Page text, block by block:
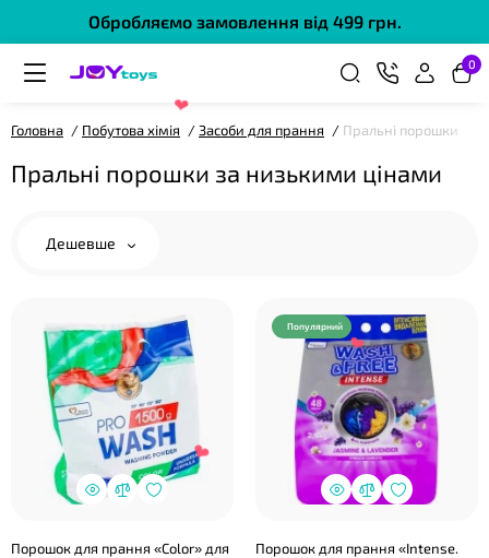
Обробляємо замовлення від 499 грн.
0
Головна Побутова хімія Засоби для прання Пральні порошки
Пральні порошки за низькими цінами
Дешевше
Порошок для прання «Color» для
Популярний
Порошок для прання «Intense.